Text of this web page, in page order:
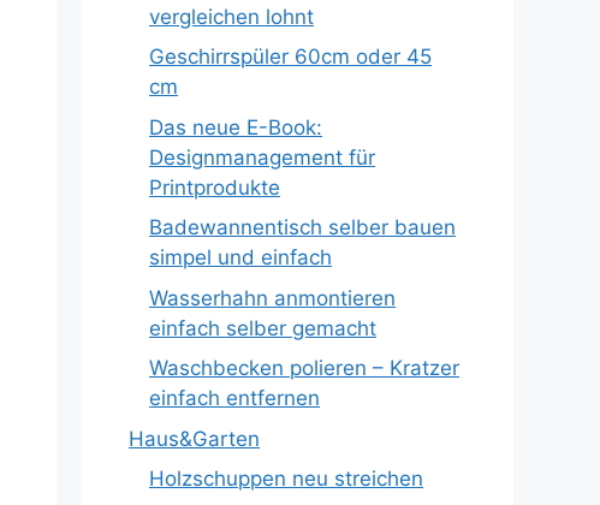
vergleichen lohnt
Geschirrspüler 60cm oder 45
cm
Das neue E-Book:
Designmanagement für
Printprodukte
Badewannentisch selber bauen
simpel und einfach
Wasserhahn anmontieren
einfach selber gemacht
Waschbecken polieren – Kratzer
einfach entfernen
Haus&Garten
Holzschuppen neu streichen